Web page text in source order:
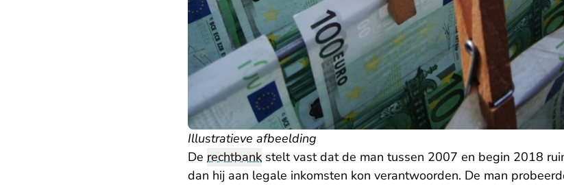
Illustratieve afbeelding
De rechtbank stelt vast dat de man tussen 2007 en begin 2018
dan hij aan legale inkomsten kon verantwoorden. De man